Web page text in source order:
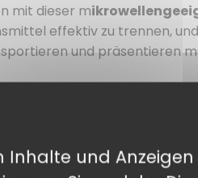
mit dieser m
effektiv zu trennen,
und präsentieren
oder Fertiggerichte.
Inhalte und Anzeigen